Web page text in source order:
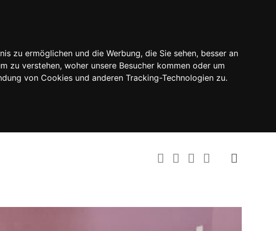
zu ermöglichen und die Werbung, die Sie sehen, besser an
zu verstehen, woher unsere Besucher kommen oder um
von Cookies und anderen Tracking-Technologien zu.